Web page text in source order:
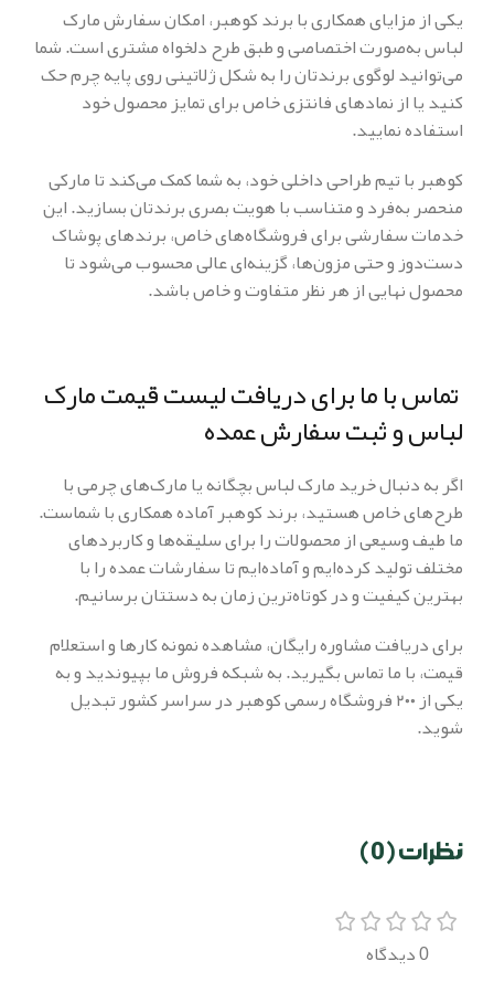
یکی از مزایای همکاری با برند کوهبر، امکان سفارش مارک
لباس به‌صورت اختصاصی و طبق طرح دلخواه مشتری است. شما
می‌توانید لوگوی برندتان را به شکل ژلاتینی روی پایه چرم حک
کنید یا از نمادهای فانتزی خاص برای تمایز محصول خود
استفاده نمایید.
کوهبر با تیم طراحی داخلی خود، به شما کمک می‌کند تا مارکی
منحصر به‌فرد و متناسب با هویت بصری برندتان بسازید. این
خدمات سفارشی برای فروشگاه‌های خاص، برندهای پوشاک
دست‌دوز و حتی مزون‌ها، گزینه‌ای عالی محسوب می‌شود تا
محصول نهایی از هر نظر متفاوت و خاص باشد.
تماس با ما برای دریافت لیست قیمت مارک
لباس و ثبت سفارش عمده
اگر به دنبال خرید مارک لباس بچگانه یا مارک‌های چرمی با
طرح‌های خاص هستید، برند کوهبر آماده همکاری با شماست.
ما طیف وسیعی از محصولات را برای سلیقه‌ها و کاربردهای
مختلف تولید کرده‌ایم و آماده‌ایم تا سفارشات عمده را با
بهترین کیفیت و در کوتاه‌ترین زمان به دستتان برسانیم.
برای دریافت مشاوره رایگان، مشاهده نمونه کارها و استعلام
قیمت، با ما تماس بگیرید. به شبکه فروش ما بپیوندید و به
یکی از ۲۰۰ فروشگاه رسمی کوهبر در سراسر کشور تبدیل
شوید.
نظرات (0)
0 دیدگاه